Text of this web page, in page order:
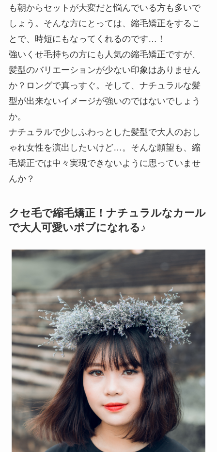
も朝からセットが大変だと悩んでいる方も多いで
しょう。そんな方にとっては、縮毛矯正をするこ
とで、時短にもなってくれるのです…！
強いくせ毛持ちの方にも人気の縮毛矯正ですが、
髪型のバリエーションが少ない印象はありません
か？ロングで真っすぐ。そして、ナチュラルな髪
型が出来ないイメージが強いのではないでしょう
か。
ナチュラルで少しふわっとした髪型で大人のおし
ゃれ女性を演出したいけど…。そんな願望も、縮
毛矯正では中々実現できないように思っていませ
んか？
クセ毛で縮毛矯正！ナチュラルなカール
で大人可愛いボブになれる♪